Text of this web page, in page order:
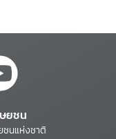
ยชน
ชนแห่งชาติ